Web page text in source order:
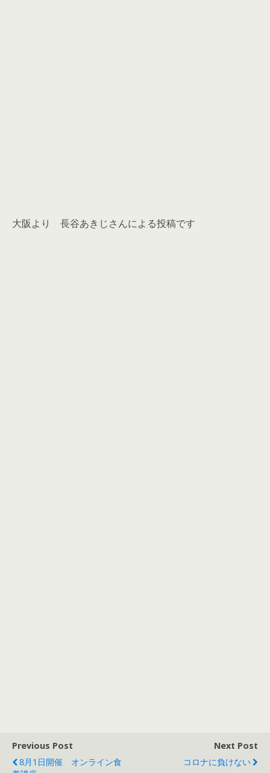
大阪より 長谷あきじさんによる投稿です
Previous Post
8月1日開催 オンライン食
Next Post
コロナに負けない